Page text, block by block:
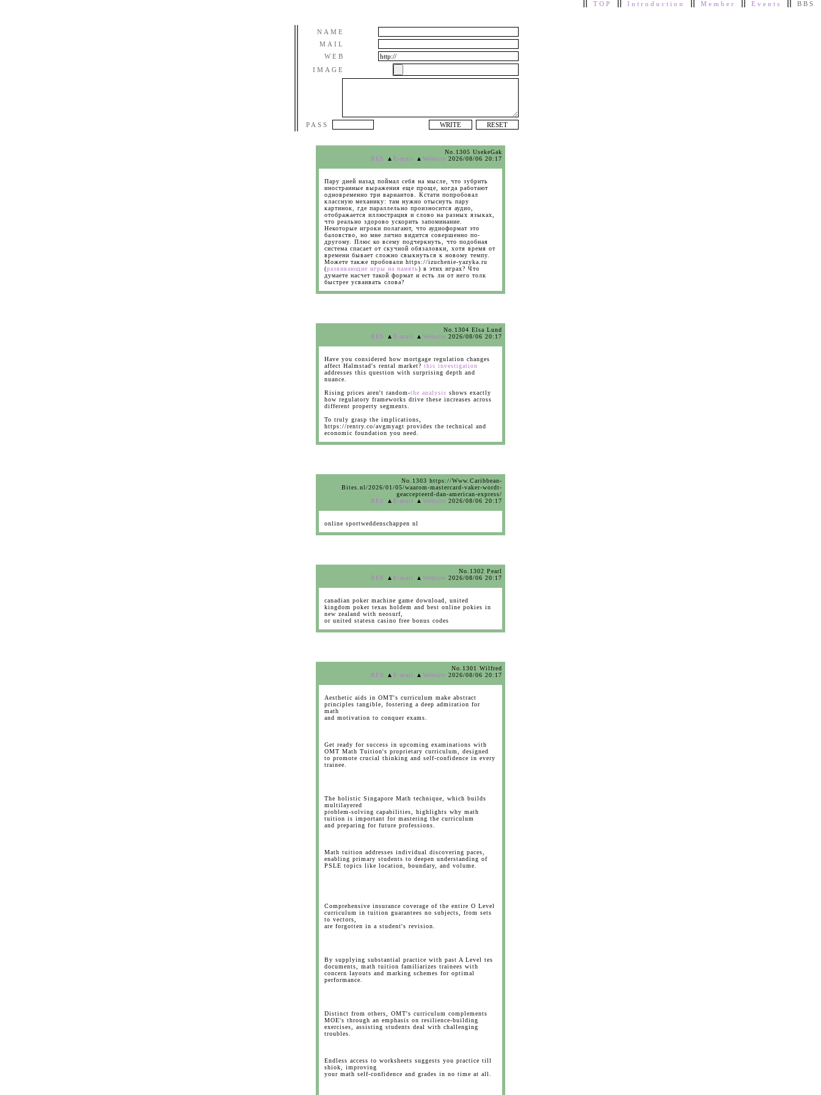
TOP Introduction Member Events BBS
NAME
MAIL
WEB
IMAGE
PASS
No.1305 UsekeGak
RES
▲ E-mail ▲ Website 2026/08/06 20:17
Пару дней назад поймал себя на мысле, что зубрить
иностранные выражения еще проще, когда работают
одновременно три вариантов. Кстати попробовал
классную механику: там нужно отыснуть пару
картинок, где параллельно произносится аудио,
отображается иллюстрация и слово на разных языках,
что реально здорово ускорить запоминание.
Некоторые игроки полагают, что аудиоформат это
баловство, но мне лично видится совершенно по-
другому. Плюс ко всему подчеркнуть, что подобная
система спасает от скучной обязаловки, хотя время от
времени бывает сложно свыкнуться к новому темпу.
Можете также пробовали https://izuchenie-yazyka.ru
(развивающие игры на память) в этих играх? Что
думаете насчет такой формат и есть ли от него толк
быстрее усваивать слова?
No.1304 Elsa Lund
RES
▲ E-mail ▲ Website 2026/08/06 20:17
Have you considered how mortgage regulation changes
affect Halmstad's rental market? this investigation
addresses this question with surprising depth and
nuance.
Rising prices aren't random-the analysis shows exactly
how regulatory frameworks drive these increases across
different property segments.
To truly grasp the implications,
https://rentry.co/avgmyagt provides the technical and
economic foundation you need.
No.1303 https://Www.Caribbean-
Bites.nl/2026/01/05/waarom-mastercard-vaker-wordt-
geaccepteerd-dan-american-express/
RES
▲ E-mail ▲ Website 2026/08/06 20:17
online sportweddenschappen nl
No.1302 Pearl
RES
▲ E-mail ▲ Website 2026/08/06 20:17
canadian poker machine game download, united
kingdom poker texas holdem and best online pokies in
new zealand with neosurf,
or united statesn casino free bonus codes
No.1301 Wilfred
RES
▲ E-mail ▲ Website 2026/08/06 20:17
Aesthetic aids in OMT's curriculum make abstract
principles tangible, fostering a deep admiration for
math
and motivation to conquer exams.
Get ready for success in upcoming examinations with
OMT Math Tuition's proprietary curriculum, designed
to promote crucial thinking and self-confidence in every
trainee.
The holistic Singapore Math technique, which builds
multilayered
problem-solving capabilities, highlights why math
tuition is important for mastering the curriculum
and preparing for future professions.
Math tuition addresses individual discovering paces,
enabling primary students to deepen understanding of
PSLE topics like location, boundary, and volume.
Comprehensive insurance coverage of the entire O Level
curriculum in tuition guarantees no subjects, from sets
to vectors,
are forgotten in a student's revision.
By supplying substantial practice with past A Level tes
documents, math tuition familiarizes trainees with
concern layouts and marking schemes for optimal
performance.
Distinct from others, OMT's curriculum complements
MOE's through an emphasis on resilience-building
exercises, assisting students deal with challenging
troubles.
Endless access to worksheets suggests you practice till
shiok, improving
your math self-confidence and grades in no time at all.